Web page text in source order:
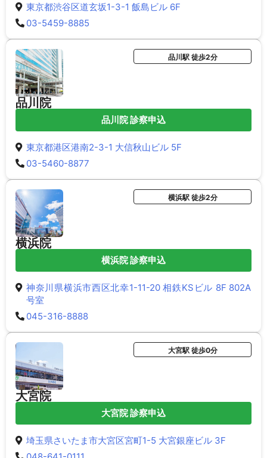
東京都渋谷区道玄坂1-3-1 飯島ビル 6F
03-5459-8885
品川院
品川駅 徒歩2分
品川院 診察申込
東京都港区港南2-3-1 大信秋山ビル 5F
03-5460-8877
横浜院
横浜駅 徒歩2分
横浜院 診察申込
神奈川県横浜市西区北幸1-11-20 相鉄KSビル 8F 802A
号室
045-316-8888
大宮院
大宮駅 徒歩0分
大宮院 診察申込
埼玉県さいたま市大宮区宮町1-5 大宮銀座ビル 3F